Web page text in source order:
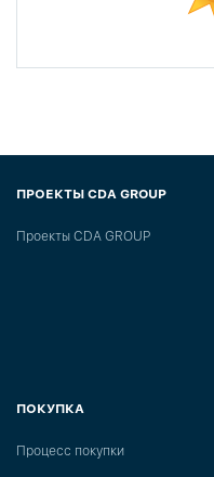
ПРОЕКТЫ CDA GROUP
Проекты CDA GROUP
ПОКУПКА
Процесс покупки